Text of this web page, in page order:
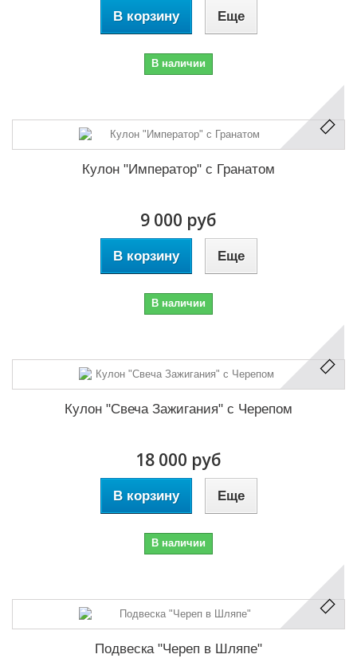
В корзину Еще
В наличии
Кулон "Император" с Гранатом
9 000 руб
В корзину Еще
В наличии
Кулон "Свеча Зажигания" с Черепом
18 000 руб
В корзину Еще
В наличии
Подвеска "Череп в Шляпе"